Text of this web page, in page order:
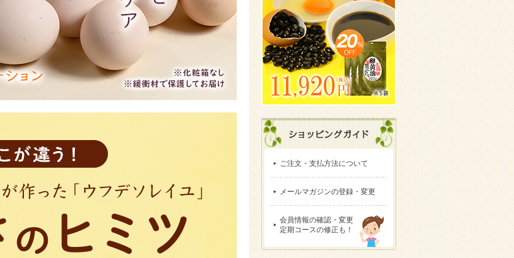
ご注文・支払方法について
メールマガジンの登録・変更
会員情報の確認・変更
定期コースの修正も！